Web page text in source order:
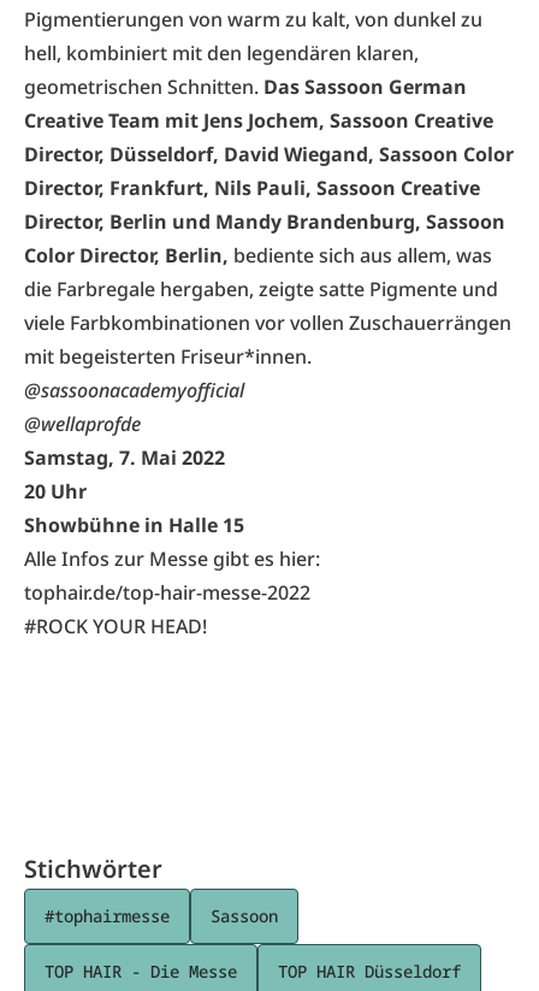
Pigmentierungen von warm zu kalt, von dunkel zu
hell, kombiniert mit den legendären klaren,
geometrischen Schnitten. Das Sassoon German
Creative Team mit Jens Jochem, Sassoon Creative
Director, Düsseldorf, David Wiegand, Sassoon Color
Director, Frankfurt, Nils Pauli, Sassoon Creative
Director, Berlin und Mandy Brandenburg, Sassoon
Color Director, Berlin, bediente sich aus allem, was
die Farbregale hergaben, zeigte satte Pigmente und
viele Farbkombinationen vor vollen Zuschauerrängen
mit begeisterten Friseur*innen.
@sassoonacademyofficial
@wellaprofde
Samstag, 7. Mai 2022
20 Uhr
Showbühne in Halle 15
Alle Infos zur Messe gibt es hier:
tophair.de/top-hair-messe-2022
#ROCK YOUR HEAD!
Stichwörter
#tophairmesse Sassoon
TOP HAIR - Die Messe TOP HAIR Düsseldorf